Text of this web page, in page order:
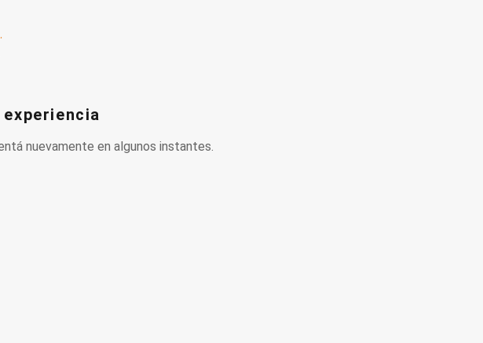
nuevamente en algunos instantes.